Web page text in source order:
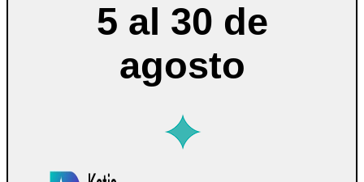
5 al 30 de
agosto